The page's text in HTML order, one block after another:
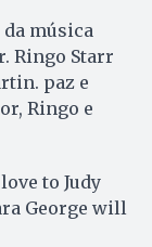
música
Ringo Starr
paz e
Ringo e
to Judy
George will